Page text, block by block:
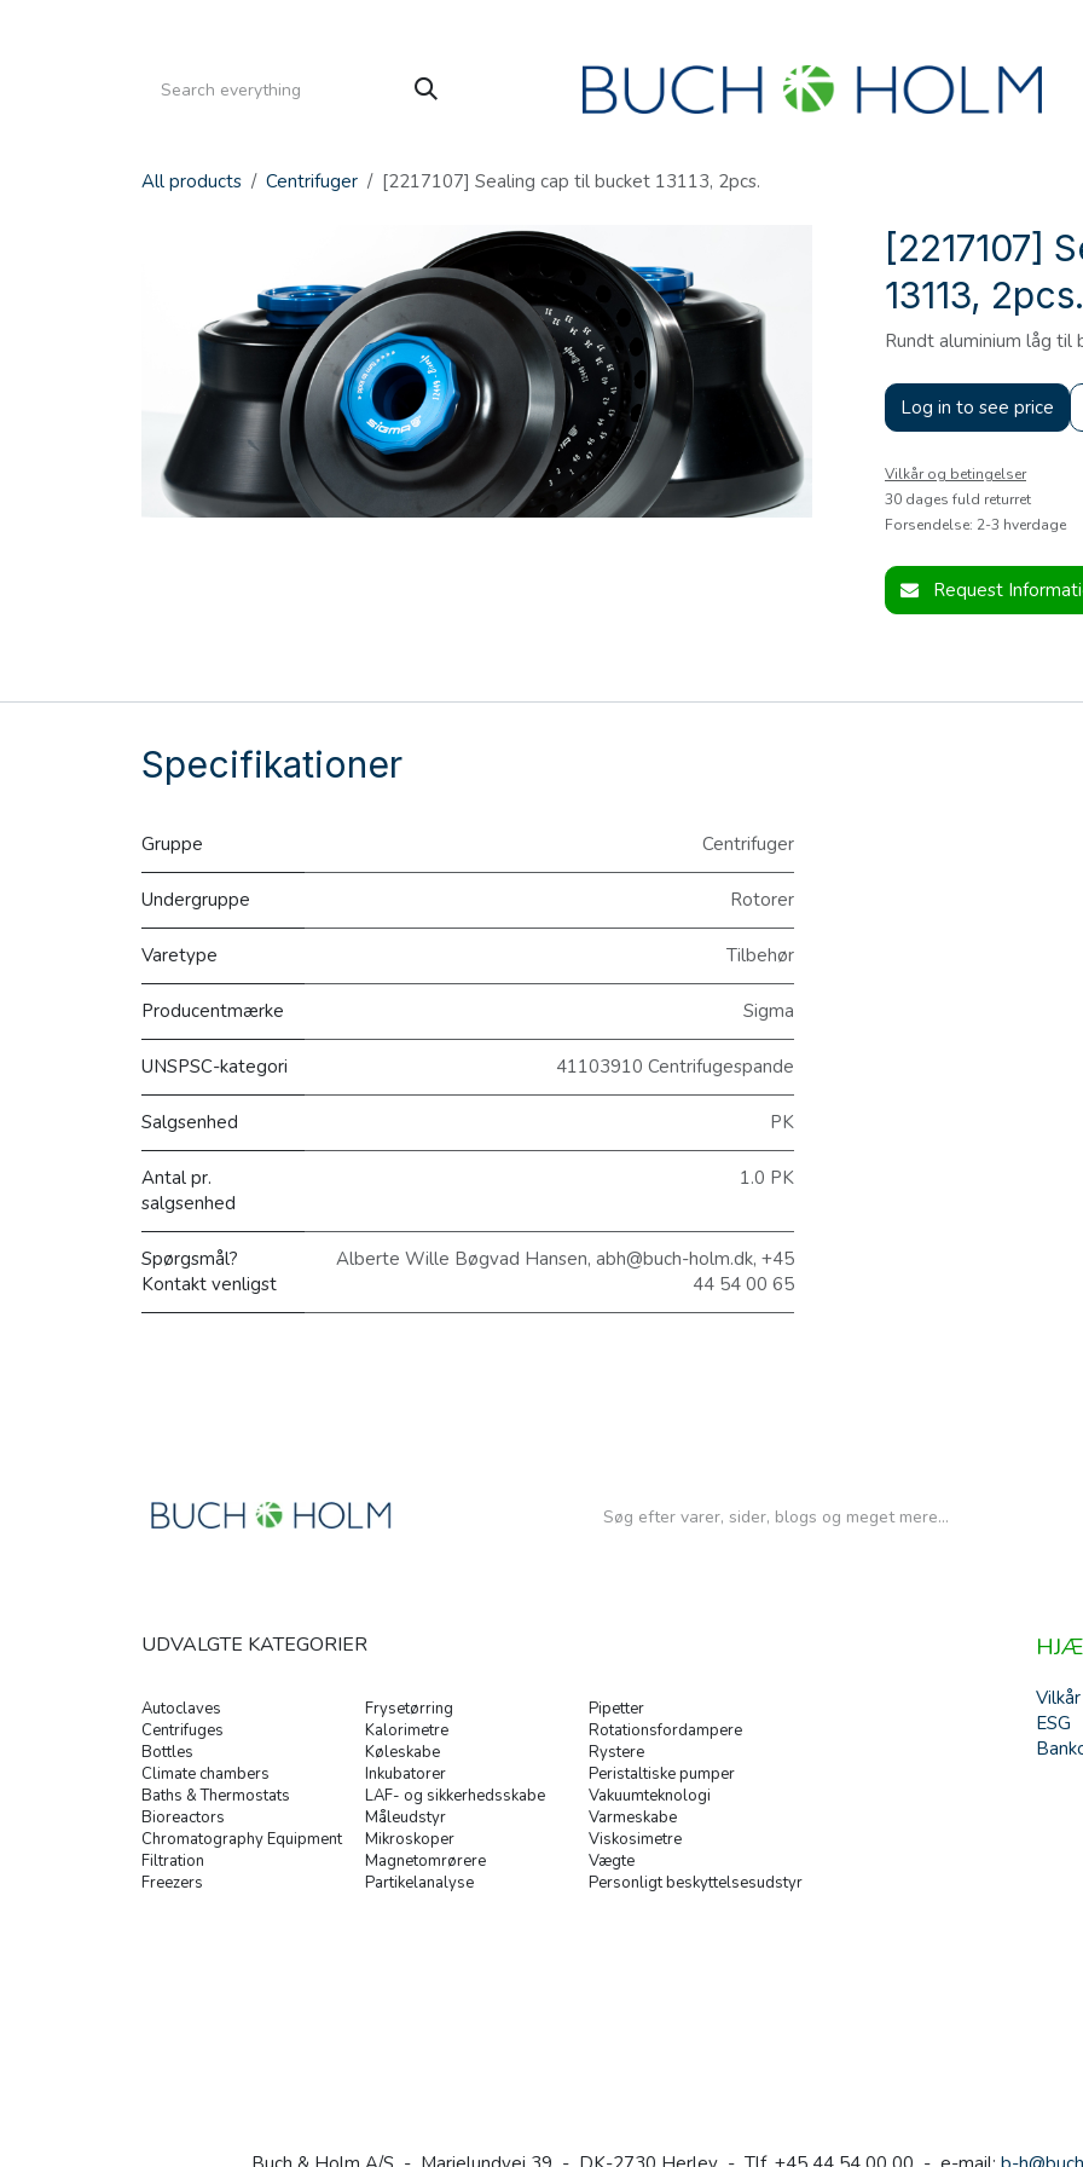
All products Centrifuger [2217107] Sealing cap til bucket 13113, 2pcs.
[2217107]
13113, 2pcs.
Rundt aluminium låg til
Log in to see price
Vilkår og betingelser
30 dages fuld returret
Forsendelse: 2-3 hverdage
Request
Specifikationer
Gruppe Centrifuger
Undergruppe Rotorer
Varetype Tilbehør
Producentmærke Sigma
UNSPSC-kategori 41103910 Centrifugespande
Salgsenhed PK
Antal pr.
salgsenhed
1.0 PK
Spørgsmål?
Kontakt venligst
Alberte Wille Bøgvad Hansen, abh@buch-holm.dk, +45
44 54 00 65
Autoclaves
Centrifuges
Bottles
Climate chambers
Baths & Thermostats
Bioreactors
Chromatography Equipment
Filtration
Freezers
Frysetørring
Kalorimetre
Køleskabe
Inkubatorer
LAF- og sikkerhedsskabe
Måleudstyr
Mikroskoper
Magnetomrørere
Partikelanalyse
Pipetter
Rotationsfordampere
Rystere
Peristaltiske pumper
Vakuumteknologi
Varmeskabe
Viskosimetre
Vægte
Personligt beskyttelsesudstyr
UDVALGTE KATEGORIER
Vilkår
ESG